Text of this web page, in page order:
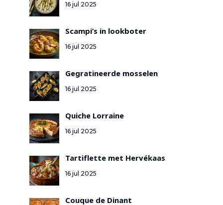
16 jul 2025
Scampi’s in lookboter
16 jul 2025
Gegratineerde mosselen
16 jul 2025
Quiche Lorraine
16 jul 2025
Tartiflette met Hervékaas
16 jul 2025